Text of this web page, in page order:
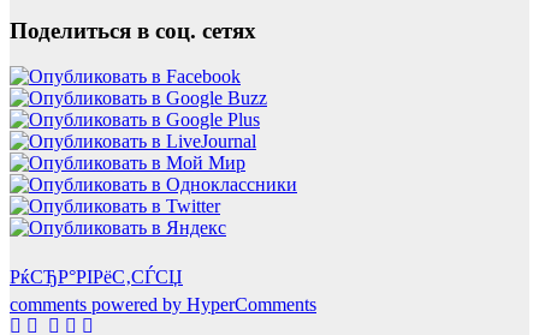
Поделиться в соц. сетях
РќСЂР°РІРёС‚СЃСЏ
comments powered by HyperComments